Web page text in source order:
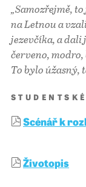
„Samozřejmě,
na Letnou a
jezevčíka, a
červeno,
To byloúžasný,
Scénář k
Životopis